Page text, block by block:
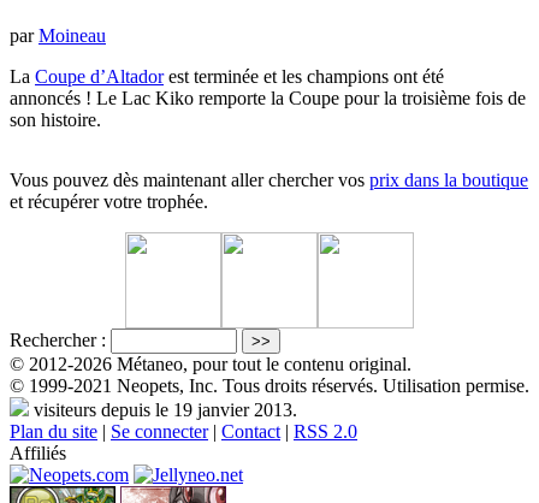
parMoineau
La Coupe d’Altadorest terminée et les champions ont été
annoncés ! Le Lac Kiko remporte la Coupe pour la troisième fois de
son histoire.
Vous pouvez dès maintenant aller chercher vos prix dans la boutique
et récupérer votre trophée.
Rechercher :
© 2012-2026 Métaneo, pour tout le contenu original.
© 1999-2021 Neopets, Inc. Tous droits réservés. Utilisation permise.
visiteurs depuis le 19 janvier 2013.
Plan du site | Se connecter| Contact | RSS 2.0
Affiliés